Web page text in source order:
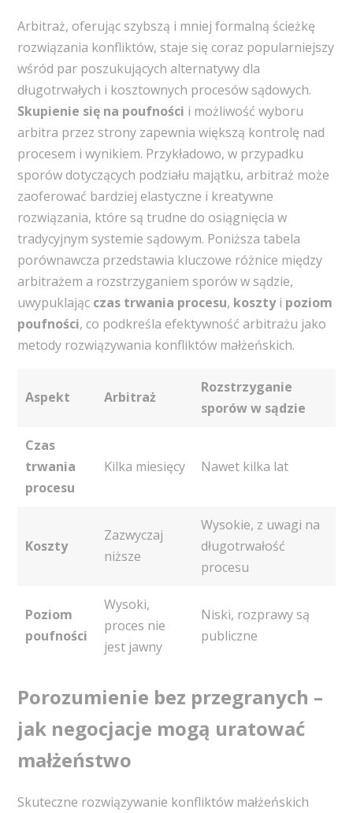
Arbitraż, oferując szybszą i mniej formalną ścieżkę
rozwiązania konfliktów, staje się coraz popularniejszy
wśród par poszukujących alternatywy dla
długotrwałych i kosztownych procesów sądowych.
Skupienie się na poufności i możliwość wyboru
arbitra przez strony zapewnia większą kontrolę nad
procesem i wynikiem. Przykładowo, w przypadku
sporów dotyczących podziału majątku, arbitraż może
zaoferować bardziej elastyczne i kreatywne
rozwiązania, które są trudne do osiągnięcia w
tradycyjnym systemie sądowym. Poniższa tabela
porównawcza przedstawia kluczowe różnice między
arbitrażem a rozstrzyganiem sporów w sądzie,
uwypuklając czas trwania procesu, kosztyi poziom
poufności, co podkreśla efektywność arbitrażu jako
metody rozwiązywania konfliktów małżeńskich.
Aspekt Arbitraż
Rozstrzyganie
sporów w sądzie
Czas
trwania
procesu
Kilka miesięcy Nawet kilka lat
Koszty
Zazwyczaj
niższe
Wysokie, z uwagi na
długotrwałość
procesu
Poziom
poufności
Wysoki,
proces nie
jest jawny
Niski, rozprawy są
publiczne
Porozumienie bez przegranych –
jak negocjacje mogą uratować
małżeństwo
Skuteczne rozwiązywanie konfliktów małżeńskich